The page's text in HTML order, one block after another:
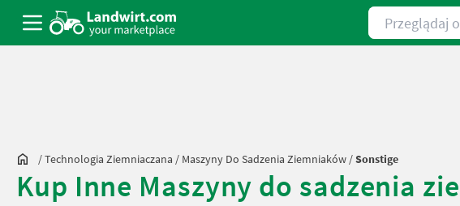
Przeglądaj oferty
/Technologia Ziemniaczana / Maszyny Do Sadzenia Ziemniaków /Sonstige
Kup Inne Maszyny do sadzenia